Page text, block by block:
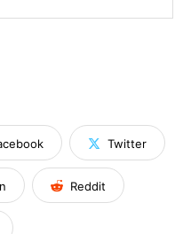
Twitter
Reddit